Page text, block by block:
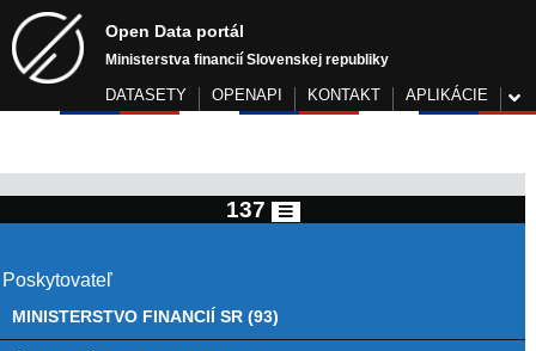
Open Data portál
Ministerstva financií Slovenskej republiky
DATASETY OPENAPI KONTAKT APLIKÁCIE
137
Poskytovateľ
MINISTERSTVO FINANCIÍ SR (93)